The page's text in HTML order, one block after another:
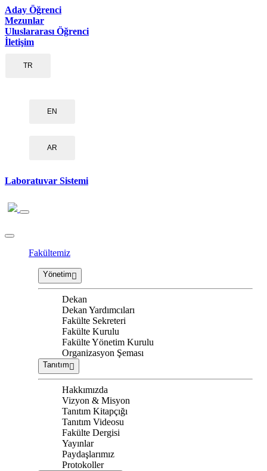
Aday Öğrenci
Mezunlar
Uluslararası Öğrenci
İletişim
TR
EN
AR
Laboratuvar Sistemi
Fakültemiz
Yönetim
Dekan
Dekan Yardımcıları
Fakülte Sekreteri
Fakülte Kurulu
Fakülte Yönetim Kurulu
Organizasyon Şeması
Tanıtım
Hakkımızda
Vizyon & Misyon
Tanıtım Kitapçığı
Tanıtım Videosu
Fakülte Dergisi
Yayınlar
Paydaşlarımız
Protokoller